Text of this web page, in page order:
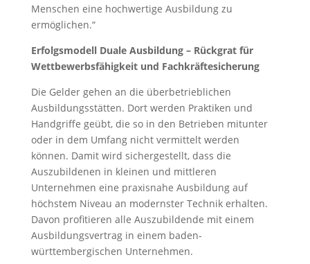
Menschen eine hochwertige Ausbildung zu
ermöglichen.“
Erfolgsmodell Duale Ausbildung – Rückgrat für
Wettbewerbsfähigkeit und Fachkräftesicherung
Die Gelder gehen an die überbetrieblichen
Ausbildungsstätten. Dort werden Praktiken und
Handgriffe geübt, die so in den Betrieben mitunter
oder in dem Umfang nicht vermittelt werden
können. Damit wird sichergestellt, dass die
Auszubildenen in kleinen und mittleren
Unternehmen eine praxisnahe Ausbildung auf
höchstem Niveau an modernster Technik erhalten.
Davon profitieren alle Auszubildende mit einem
Ausbildungsvertrag in einem baden-
württembergischen Unternehmen.